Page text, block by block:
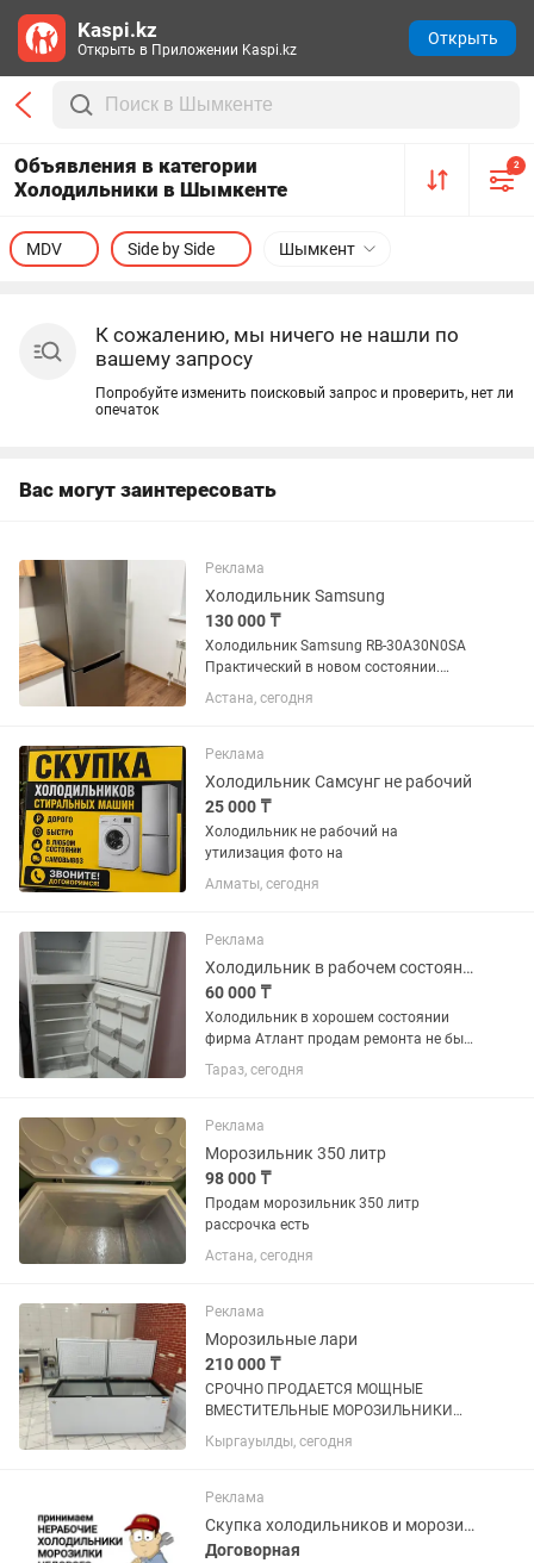
Объявления в категории
Холодильники в Шымкенте
2
Шымкент
MDV Side by Side
К сожалению, мы ничего не нашли по
вашему запросу
Попробуйте изменить поисковый запрос и проверить, нет ли
опечаток
Вас могут заинтересовать
Реклама
Холодильник Samsung
130 000 ₸
Холодильник Samsung RB-30A30N0SA
Практический в новом состоянии.
Габаритные размеры Высота1780 мм
Ширина595 мм Глубина675 мм
Астана, сегодня
Реклама
Холодильник Самсунг не рабочий
25 000 ₸
Холодильник не рабочий на
утилизация фото на
Алматы, сегодня
Реклама
Холодильник в рабочем состоянии
60 000 ₸
Холодильник в хорошем состоянии
фирма Атлант продам ремонта не был
всё работает торг на месте
Тараз, сегодня
Реклама
Морозильник 350 литр
98 000 ₸
Продам морозильник 350 литр
рассрочка есть
Астана, сегодня
Реклама
Морозильные лари
210 000 ₸
СРОЧНО ПРОДАЕТСЯ МОЩНЫЕ
ВМЕСТИТЕЛЬНЫЕ МОРОЗИЛЬНИКИ
ОБЪЕМ 600 л, покупали по 320.000 тг
продаем срочно по 210.000 тг,
упустите такие вкусные цены !
Кыргауылды, сегодня
Реклама
Скупка холодильников и морозилок
Договорная
Kaspi.kz
Открыть в Приложении Kaspi.kz
Открыть